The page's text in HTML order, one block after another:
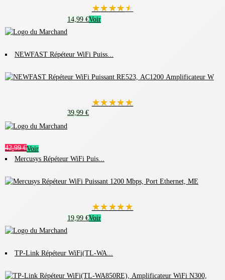
★★★★★
14,99 €Voir
NEWFAST Répéteur WiFi Puiss...
★★★★★
39,99 €
42,99 €Voir
Mercusys Répéteur WiFi Puis...
★★★★★
19,99 €Voir
TP-Link Répéteur WiFi(TL-WA...